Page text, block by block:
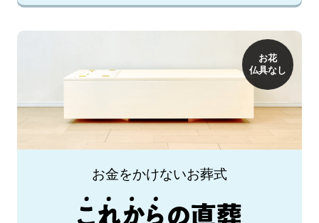
お花
仏具なし
お金をかけないお葬式